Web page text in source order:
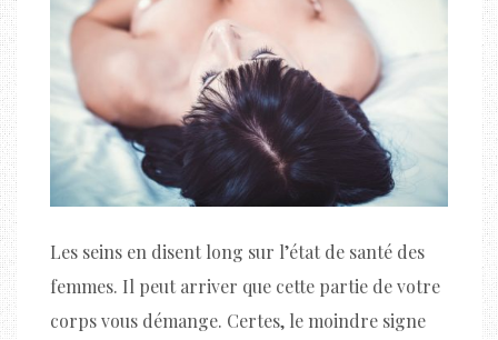
Les seins en disent long sur l’état de santé des
femmes. Il peut arriver que cette partie de votre
corps vous démange. Certes, le moindre signe